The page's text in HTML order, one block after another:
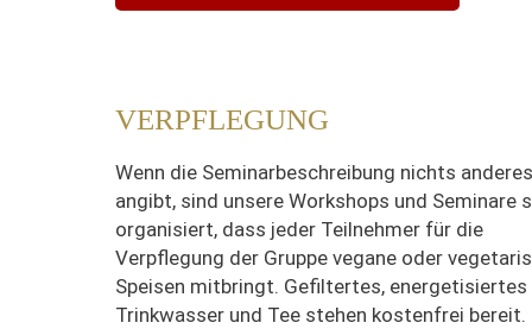
VERPFLEGUNG
Wenn die Seminarbeschreibung nichts anderes
angibt, sind unsere Workshops und Seminare
organisiert, dass jeder Teilnehmer für die
Verpflegung der Gruppe vegane oder
Speisen mitbringt. Gefiltertes, energetisiertes
Trinkwasser und Tee stehen kostenfrei bereit.